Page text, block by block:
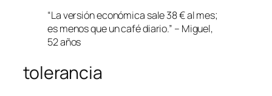
“La versión económica sale 38 € al mes;
es menos que un café diario.” – Miguel,
52 años
tolerancia